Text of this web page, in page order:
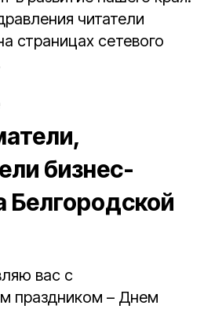
читатели
страницах сетевого
бизнес-
Белгородской
вас с
праздником – Днем